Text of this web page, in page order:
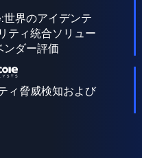
界のアイデンテ
ティ統合ソリュー
ンダー評価
ィ脅威検知および